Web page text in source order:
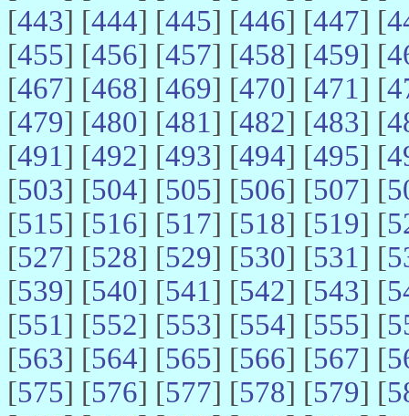
[443] [444] [445] [446] [447] [
[455] [456] [457] [458] [459] [
[467] [468] [469] [470] [471] [
[479] [480] [481] [482] [483] [
[491] [492] [493] [494] [495] [
[503] [504] [505] [506] [507] [
[515] [516] [517] [518] [519] [
[527] [528] [529] [530] [531] [
[539] [540] [541] [542] [543] [
[551] [552] [553] [554] [555] [
[563] [564] [565] [566] [567] [
[575] [576] [577] [578] [579] [